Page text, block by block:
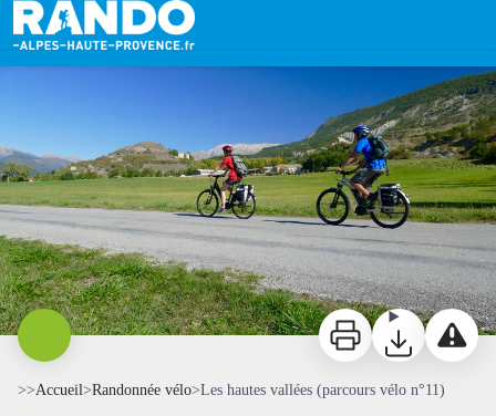
Les hautes vallées (parcours vélo n°11)
Hautes Vallées - GTA
ImprimerTéléchargerSignaler
>>Accueil>Randonnée vélo>Les hautes vallées (parcours vélo n°11)